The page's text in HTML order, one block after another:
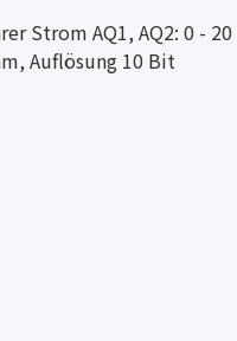
Strom AQ1, AQ2: 0 - 20
Auflösung 10 Bit